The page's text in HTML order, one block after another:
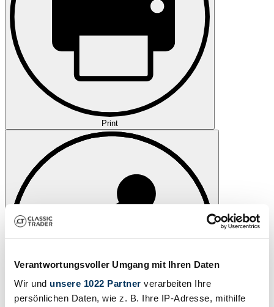
Verantwortungsvoller Umgang mit Ihren Daten
Wir und unsere 1022 Partner verarbeiten Ihre
persönlichen Daten, wie z. B. Ihre IP-Adresse, mithilfe
Print